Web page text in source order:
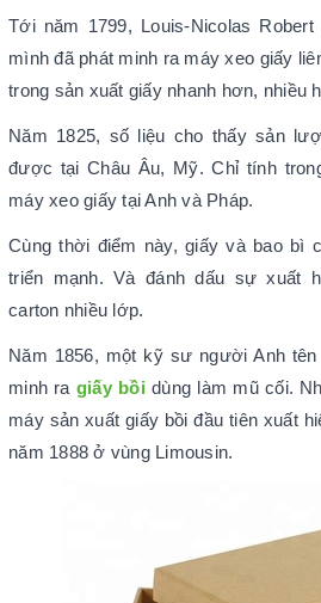
Tới năm 1799, Louis-Nicolas
mình đã phát minh ra máy xeo giấy
trong sản xuất giấy nhanh hơn, nhiều
Năm 1825, số liệu cho thấy sản
được tại Châu Âu, Mỹ. Chỉ tính
máy xeo giấy tại Anh và Pháp.
Cùng thời điểm này, giấy và bao bì
triển mạnh. Và đánh dấu sự xuất
carton nhiều lớp.
Năm 1856, một kỹ sư người Anh
minh ra giấy bồi dùng làm mũ cối.
máy sản xuất giấy bồi đầu tiên xuất
năm 1888 ở vùng Limousin.